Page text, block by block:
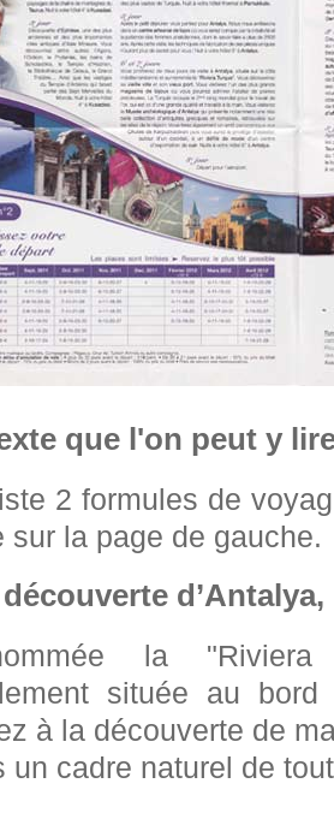
que l'on peut y
2 formules de
sur la page de gauche.
la
située au
à la découverte de
un cadre naturel de